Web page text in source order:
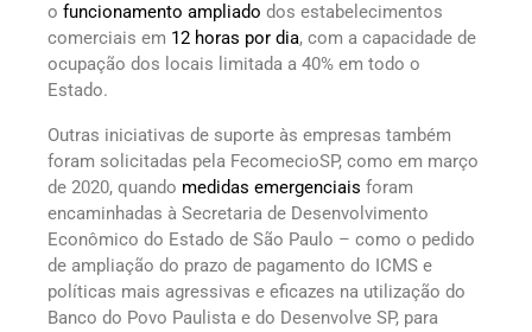
o funcionamento ampliado dos estabelecimentos
comerciais em 12 horas por dia, com a capacidade de
ocupação dos locais limitada a 40% em todo o
Estado.
Outras iniciativas de suporte às empresas também
foram solicitadas pela FecomecioSP, como em março
de 2020, quando medidas emergenciais foram
encaminhadas à Secretaria de Desenvolvimento
Econômico do Estado de São Paulo – como o pedido
de ampliação do prazo de pagamento do ICMS e
políticas mais agressivas e eficazes na utilização do
Banco do Povo Paulista e do Desenvolve SP, para